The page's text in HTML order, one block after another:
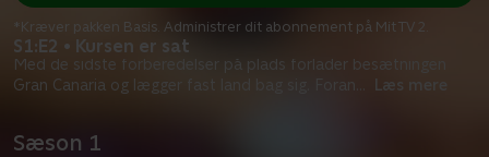
S1:E2 • Kursen er sat
Med de sidste forberedelser på plads forlader besætningen
Gran Canaria og lægger fast land bag sig. Foran
Læs mere
*Kræver pakken Basis. Administrer dit abonnement på Mit TV 2.
Sæson 1